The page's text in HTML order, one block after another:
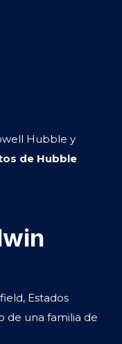
Hubble y
de Hubble
Estados
de una familia de